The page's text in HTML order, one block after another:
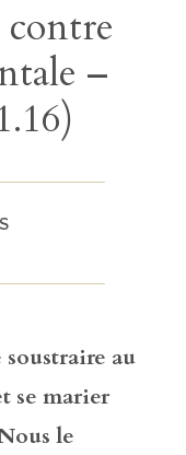
–
au
se marier
le